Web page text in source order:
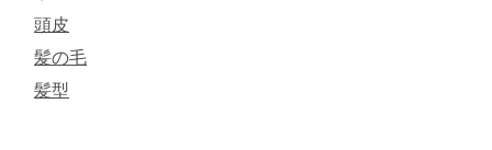
頭皮
髪の毛
髪型